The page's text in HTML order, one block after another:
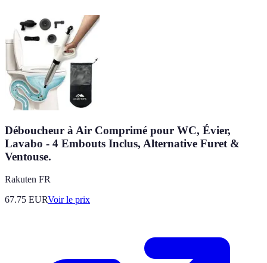
Déboucheur à Air Comprimé pour WC, Évier,
Lavabo - 4 Embouts Inclus, Alternative Furet &
Ventouse.
Rakuten FR
67.75 EURVoir le prix